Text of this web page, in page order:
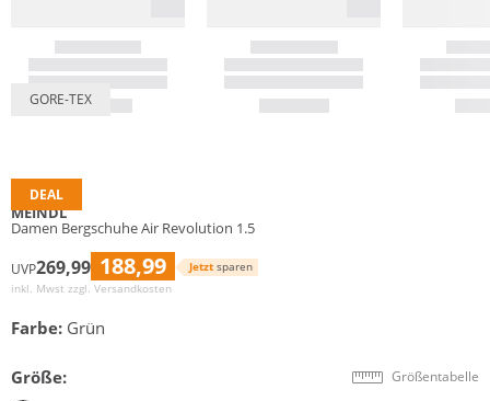
DEAL
GORE-TEX
MEINDL
Damen Bergschuhe Air Revolution 1.5
UVP269,99 188,99 Jetzt sparen
inkl. Mwst zzgl. Versandkosten
Farbe: Grün
Größe: Größentabelle